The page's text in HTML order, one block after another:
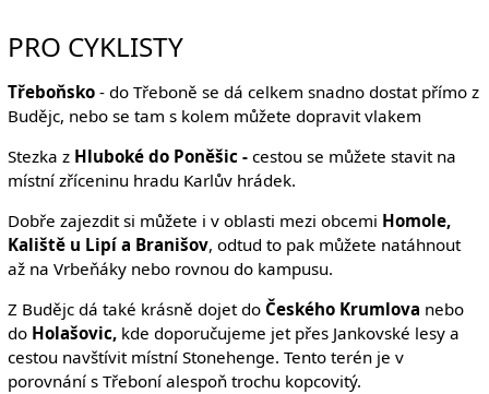
PRO CYKLISTY
Třeboňsko- do Třeboně se dá celkem snadno dostat přímo z
Budějc, nebo se tam s kolem můžete dopravit vlakem
Stezka z Hluboké do Poněšic -cestou se můžete stavit na
místní zříceninu hradu Karlův hrádek.
Dobře zajezdit si můžete i v oblasti mezi obcemi Homole,
Kaliště u Lipí a Branišov, odtud to pak můžete natáhnout
až na Vrbeňáky nebo rovnou do kampusu.
Z Budějc dá také krásně dojet do Českého Krumlova nebo
do Holašovic,kde doporučujeme jet přes Jankovské lesy a
cestou navštívit místní Stonehenge. Tento terén je v
porovnání s Třeboní alespoň trochu kopcovitý.